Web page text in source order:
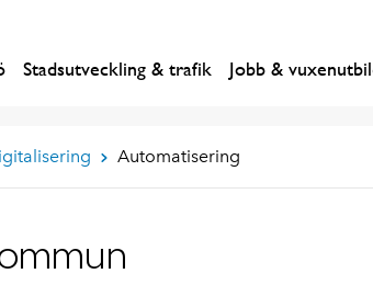
Stadsutveckling & trafik Jobb &
Automatisering